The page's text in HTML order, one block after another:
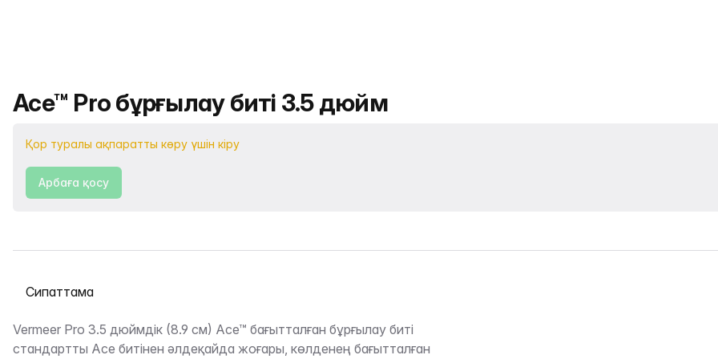
Өнімнің атауы
Ace™ Pro бұрғылау биті 3.5 дюйм
Қор туралы ақпаратты көру үшін кіру
Арбаға қосу
Қойындыны таңдау
Сипаттама
Vermeer Pro 3.5 дюймдік (8.9 см) Ace™ бағытталған бұрғылау биті
стандартты Ace битінен әлдеқайда жоғары, көлденең бағытталған